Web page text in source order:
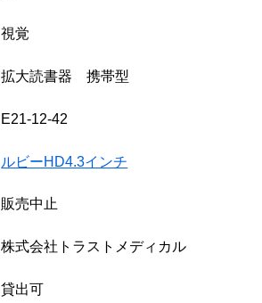
視覚
拡大読書器 携帯型
E21-12-42
ルビーHD4.3インチ
販売中止
株式会社トラストメディカル
貸出可